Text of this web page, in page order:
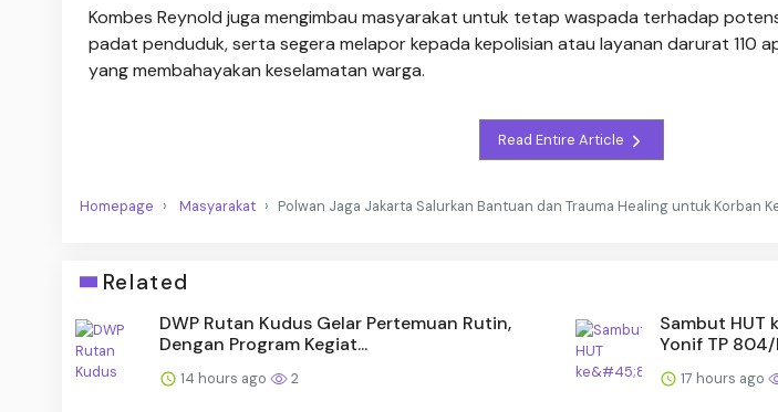
Kombes Reynold juga mengimbau masyarakat untuk tetap waspada terhadap
padat penduduk, serta segera melapor kepada kepolisian atau layanan darurat 110
yang membahayakan keselamatan warga.
Read Entire Article
Homepage Masyarakat Polwan Jaga Jakarta Salurkan Bantuan dan Trauma Healing untuk Korban
Related
DWP Rutan Kudus Gelar Pertemuan Rutin,
Dengan Program Kegiat...
14 hours ago 2
Sambut HUT
Yonif TP 804/
17 hours ago